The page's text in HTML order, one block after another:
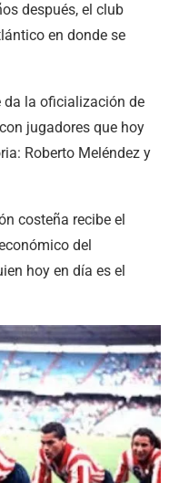
después, el club
en donde se
da la oficialización de
jugadores que hoy
Roberto Meléndez y
costeña recibe el
del
hoy en día es el